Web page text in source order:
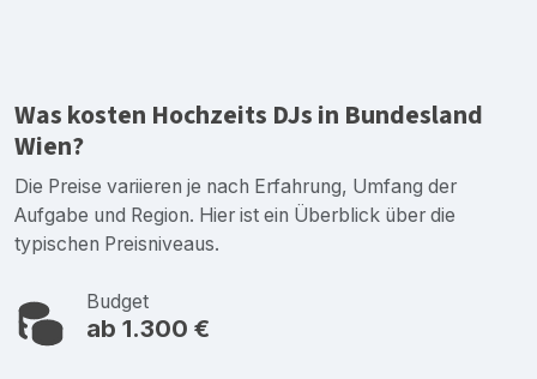
Was kosten Hochzeits DJs in Bundesland
Wien?
Die Preise variieren je nach Erfahrung, Umfang der
Aufgabe und Region. Hier ist ein Überblick über die
typischen Preisniveaus.
Budget
ab 1.300 €